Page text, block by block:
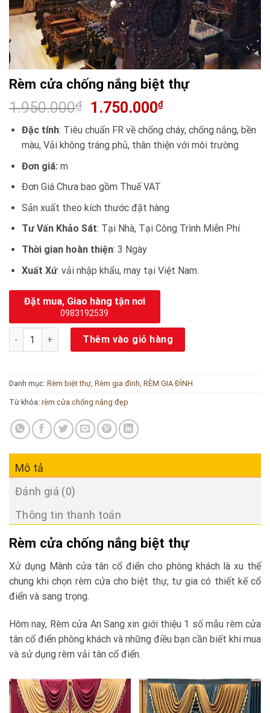
Rèm cửa chống nắng biệt thự
1.950.000₫ 1.750.000₫
Đặc tính: Tiêu chuẩn FR về chống cháy, chống nắng, bền
màu, Vải không tráng phủ, thân thiện với môi trường
Đơn giá: m
Đơn Giá Chưa bao gồm Thuế VAT
Sản xuất theo kích thước đặt hàng
Tư Vấn Khảo Sát: Tại Nhà, Tại Công Trình Miễn Phí
Thời gian hoàn thiện: 3 Ngày
Xuất Xứ: vải nhập khẩu, may tại Việt Nam.
Đặt mua, Giao hàng tận nơi
0983192539
Rèm cửa chống nắng biệt thự số lượng
Thêm vào giỏ hàng
Danh mục: Rèm biệt thự, Rèm gia đình, RÈM GIA ĐÌNH
Từ khóa: rèm cửa chống nắng đẹp
Mô tả
Đánh giá (0)
Thông tin thanh toán
Rèm cửa chống nắng biệt thự
Xử dụng Mành cửa tân cổ điển cho phòng khách là xu thế
chung khi chọn rèm cửa cho biệt thự, tư gia có thiết kế cổ
điển và sang trọng.
Hôm nay, Rèm cửa An Sang xin giới thiệu 1 số mẫu rèm cửa
tân cổ điển phòng khách và những điều bạn cần biết khi mua
và sử dụng rèm vải tân cổ điển.